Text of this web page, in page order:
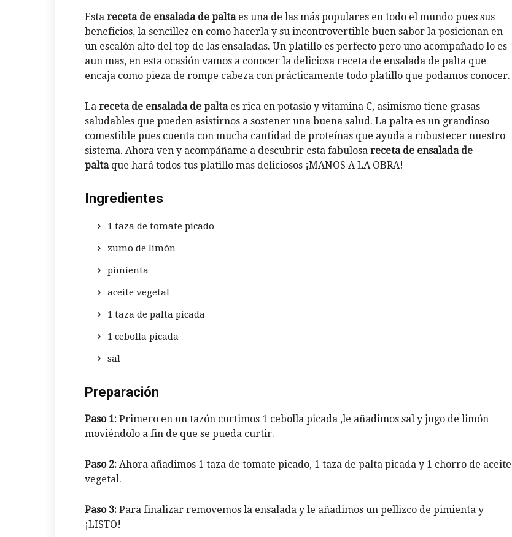
Esta receta de ensalada de paltaes una de las más populares en todo el mundo pues sus
beneficios, la sencillez en como hacerla y su incontrovertible buen sabor la posicionan en
un escalón alto del top de las ensaladas. Un platillo es perfecto pero uno acompañado lo es
aun mas, en esta ocasión vamos a conocer la deliciosa receta de ensalada de palta que
encaja como pieza de rompe cabeza con prácticamente todo platillo que podamos conocer.
La receta de ensalada de paltaes rica en potasio y vitamina C, asimismo tiene grasas
saludables que pueden asistirnos a sostener una buena salud. La palta es un grandioso
comestible pues cuenta con mucha cantidad de proteínas que ayuda a robustecer nuestro
sistema. Ahora ven y acompáñame a descubrir esta fabulosa receta de ensalada de
paltaque hará todos tus platillo mas deliciosos ¡MANOS A LA OBRA!
Ingredientes
1 taza de tomate picado
zumo de limón
pimienta
aceite vegetal
1 taza de palta picada
1 cebolla picada
sal
Preparación
Paso 1: Primero en un tazón curtimos 1 cebolla picada ,le añadimos sal y jugo de limón
moviéndolo a fin de que se pueda curtir.
Paso 2: Ahora añadimos 1 taza de tomate picado, 1 taza de palta picada y 1 chorro de aceite
vegetal.
Paso 3: Para finalizar removemos la ensalada y le añadimos un pellizco de pimienta y
¡LISTO!